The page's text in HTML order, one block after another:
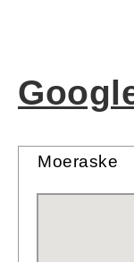
Moeraske